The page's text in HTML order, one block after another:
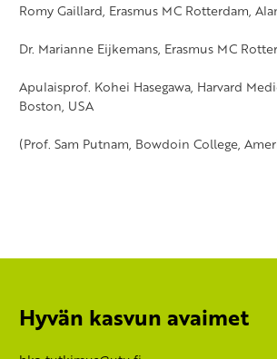
Romy Gaillard, Erasmus MC Rotterdam,
Dr. Marianne Eijkemans, Erasmus MC
Apulaisprof. Kohei Hasegawa, Harvard
Boston, USA
(Prof. Sam Putnam, Bowdoin College,
Hyvän kasvun avaimet